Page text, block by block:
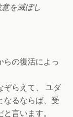
を滅ぼし
の復活によっ
らえて、 ユダ
なるならば、受
言います。